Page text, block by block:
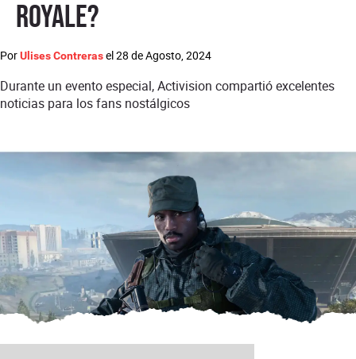
Royale?
PorUlises Contrerasel28 de Agosto, 2024
Durante un evento especial, Activision compartió excelentes
noticias para los fans nostálgicos